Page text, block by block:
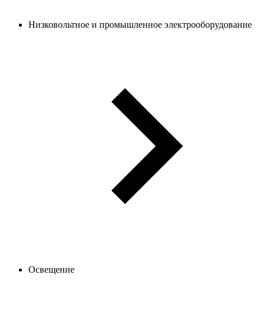
Низковольтное и промышленное электрооборудование
Освещение